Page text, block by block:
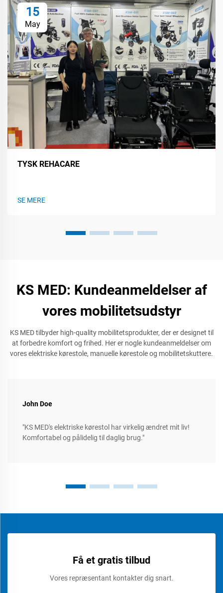
15
May
TYSK REHACARE
SE MERE
KS MED: Kundeanmeldelser af
vores mobilitetsudstyr
KS MED tilbyder high-quality mobilitetsprodukter, der er designet til
at forbedre komfort og frihed. Her er nogle kundeanmeldelser om
vores elektriske kørestole, manuelle kørestole og mobilitetskuttere.
John Doe
"KS MED's elektriske kørestol har virkelig ændret mit liv!
Komfortabel og pålidelig til daglig brug."
Få et gratis tilbud
Vores repræsentant kontakter dig snart.